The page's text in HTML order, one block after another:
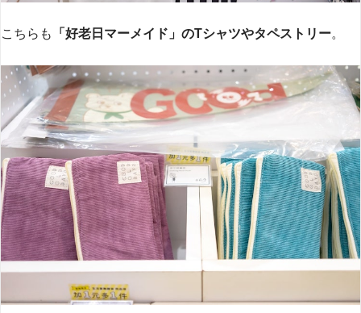
こちらも 「好老日マーメイド」のTシャツやタペストリー。